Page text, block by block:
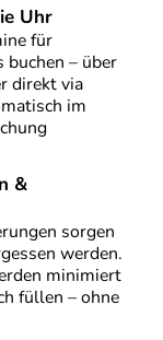
Uhr
für
– über
direkt via
im
&
sorgen
werden.
minimiert
füllen – ohne